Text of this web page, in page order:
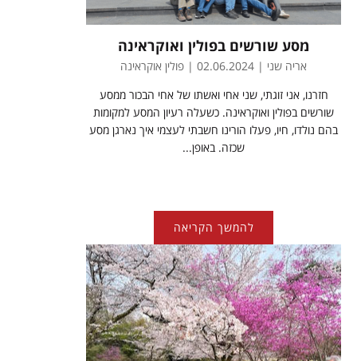
מסע שורשים בפולין ואוקראינה
אריה שני | 02.06.2024 | פולין אוקראינה
חזרנו, אני זוגתי, שני אחי ואשתו של אחי הבכור ממסע
שורשים בפולין ואוקראינה. כשעלה רעיון המסע למקומות
בהם נולדו, חיו, פעלו הורינו חשבתי לעצמי איך נארגן מסע
שכזה. באופן...
להמשך הקריאה